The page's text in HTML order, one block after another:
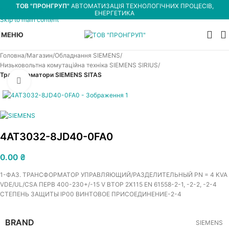
Skip to navigation
Skip to main content
ТОВ "ПРОНГРУП" АВТОМАТИЗАЦІЯ ТЕХНОЛОГІЧНИХ ПРОЦЕСІВ,
ЕНЕРГЕТИКА
МЕНЮ
Головна Магазин Обладнання SIEMENS
Низьковольтна комутаційна техніка SIEMENS SIRIUS
Трансформатори SIEMENS SITAS
Увеличить
4AT3032-8JD40-0FA0
0.00 ₴
1-ФАЗ. ТРАНСФОРМАТОР УПРАВЛЯЮЩИЙ/РАЗДЕЛИТЕЛЬНЫЙ PN = 4 KVA
VDE/UL/CSA ПЕРВ 400-230+/-15 V ВТОР 2X115 EN 61558-2-1, -2-2, -2-4
СТЕПЕНЬ ЗАЩИТЫ IP00 ВИНТОВОЕ ПРИСОЕДИНЕНИЕ-2-4
BRAND SIEMENS